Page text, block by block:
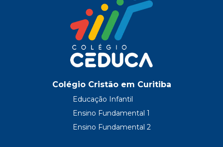
Colégio Cristão em Curitiba
Educação Infantil
Ensino Fundamental 1
Ensino Fundamental 2